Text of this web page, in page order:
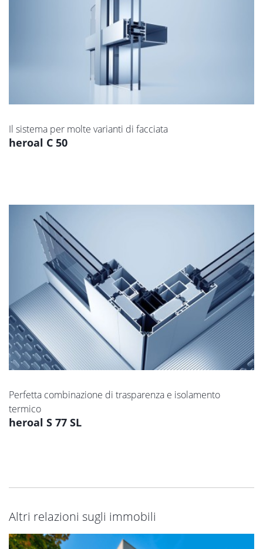
Il sistema per molte varianti di facciata
heroal C 50
Perfetta combinazione di trasparenza e isolamento
termico
heroal S 77 SL
Altri relazioni sugli immobili